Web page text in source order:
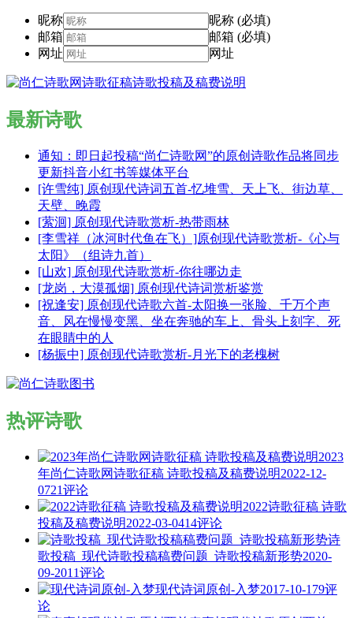
昵称
昵称 (必填)
邮箱
邮箱 (必填)
网址
网址
最新诗歌
通知：即日起投稿“尚仁诗歌网”的原创诗歌作品将同步
更新抖音小红书等媒体平台
[许雪纯] 原创现代诗词五首-忆堆雪、天上飞、街边草、
天壁、晚霞
[萦洄] 原创现代诗歌赏析-热带雨林
[李雪祥（冰河时代鱼在飞）]原创现代诗歌赏析-《心与
太阳》（组诗九首）
[山欢] 原创现代诗歌赏析-你往哪边走
[龙岗，大漠孤烟] 原创现代诗词赏析鉴赏
[祝逢安] 原创现代诗歌六首-太阳换一张脸、千万个声
音、风在慢慢变黑、坐在奔驰的车上、骨头上刻字、死
在眼睛中的人
[杨振中] 原创现代诗歌赏析-月光下的老槐树
热评诗歌
2023
年尚仁诗歌网诗歌征稿 诗歌投稿及稿费说明2022-12-
0721评论
2022诗歌征稿 诗歌
投稿及稿费说明2022-03-0414评论
诗
歌投稿_现代诗歌投稿稿费问题_诗歌投稿新形势2020-
09-2011评论
现代诗词原创-入梦2017-10-179评
论